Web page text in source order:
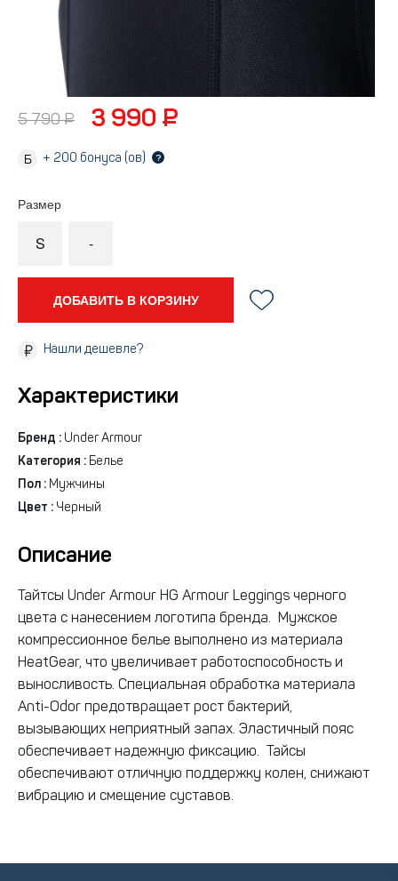
5 790 ₽ 3 990 ₽
+ 200 бонуса (ов) ?
Размер
S -
ДОБАВИТЬ В КОРЗИНУ
Нашли дешевле?
Характеристики
Бренд : Under Armour
Категория : Белье
Пол : Мужчины
Цвет : Черный
Описание
Тайтсы Under Armour HG Armour Leggings черного
цвета с нанесением логотипа бренда. Мужское
компрессионное белье выполнено из материала
HeatGear, что увеличивает работоспособность и
выносливость. Специальная обработка материала
Anti-Odor предотвращает рост бактерий,
вызывающих неприятный запах. Эластичный пояс
обеспечивает надежную фиксацию. Тайсы
обеспечивают отличную поддержку колен, снижают
вибрацию и смещение суставов.